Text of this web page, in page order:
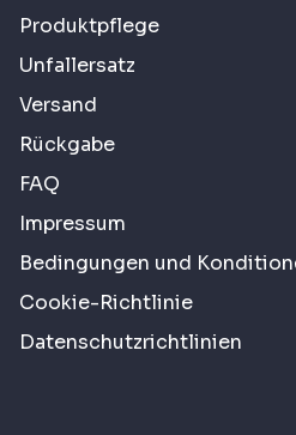
Produktpflege
Unfallersatz
Versand
Rückgabe
FAQ
Impressum
Bedingungen und
Cookie-Richtlinie
Datenschutzrichtlinien